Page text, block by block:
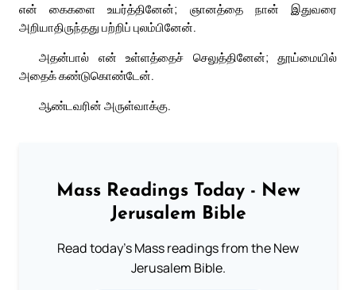
என் கைகளை உயர்த்தினேன்; ஞானத்தை நான் இதுவரை
அறியாதிருந்தது பற்றிப் புலம்பினேன்.
அதன்பால் என் உள்ளத்தைச் செலுத்தினேன்; தூய்மையில்
அதைக் கண்டுகொண்டேன்.
ஆண்டவரின் அருள்வாக்கு.
Mass Readings Today - New
Jerusalem Bible
Read today's Mass readings from the New
Jerusalem Bible.